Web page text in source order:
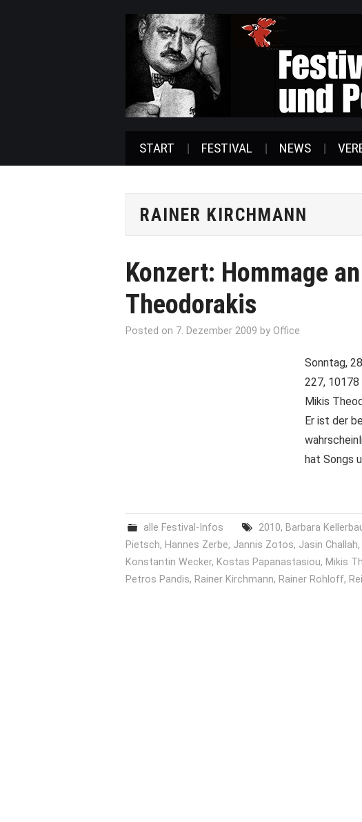
START FESTIVAL NEWS
RAINER KIRCHMANN
Konzert: Hommage
Theodorakis
Posted on 7. Dezember 2009 by Office
Sonntag,
227,
Mikis
Er ist der
hat Songs
alle Festival-Infos 2010, Barbara
Pietsch, Hannes Zerbe, Jannis Zotos, Jasin Challah,
Konstantin Wecker, Kostas Papanastasiou, Mikis
Petros Pandis, Rainer Kirchmann, Rainer Rohloff,